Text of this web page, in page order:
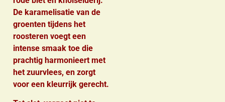
De karamelisatie van de
groenten tijdens het
roosteren voegt een
intense smaak toe die
prachtig harmonieert met
het zuurvlees, en zorgt
voor een kleurrijk gerecht.